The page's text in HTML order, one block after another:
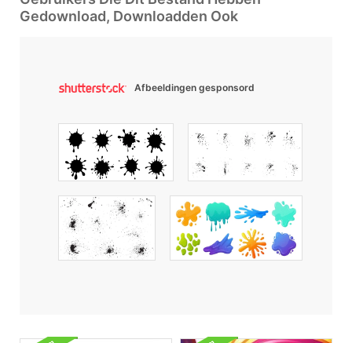
Gedownload, Downloadden Ook
Afbeeldingen gesponsord